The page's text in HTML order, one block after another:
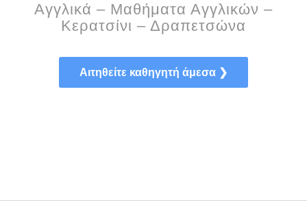
Αγγλικά – Μαθήματα Αγγλικών –
Κερατσίνι – Δραπετσώνα
Αιτηθείτε καθηγητή άμεσα ❯